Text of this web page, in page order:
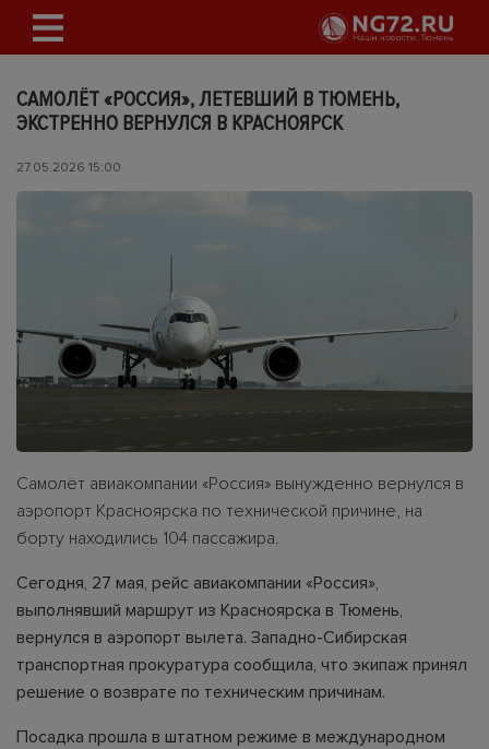
САМОЛЁТ «РОССИЯ», ЛЕТЕВШИЙ В ТЮМЕНЬ,
ЭКСТРЕННО ВЕРНУЛСЯ В КРАСНОЯРСК
27.05.2026 15:00
Самолёт авиакомпании «Россия» вынужденно вернулся в
аэропорт Красноярска по технической причине, на
борту находились 104 пассажира.
Сегодня, 27 мая, рейс авиакомпании «Россия»,
выполнявший маршрут из Красноярска в Тюмень,
вернулся в аэропорт вылета. Западно-Сибирская
транспортная прокуратура сообщила, что экипаж принял
решение о возврате по техническим причинам.
Посадка прошла в штатном режиме в международном